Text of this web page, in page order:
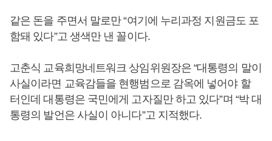
같은 돈을 주면서 말로만 “여기에 누리과정 지원금도 포
함돼 있다”고 생색만 낸 꼴이다.
고춘식 교육희망네트워크 상임위원장은 “대통령의 말이
사실이라면 교육감들을 현행범으로 감옥에 넣어야 할
터인데 대통령은 국민에게 고자질만 하고 있다”며 “박 대
통령의 발언은 사실이 아니다”고 지적했다.